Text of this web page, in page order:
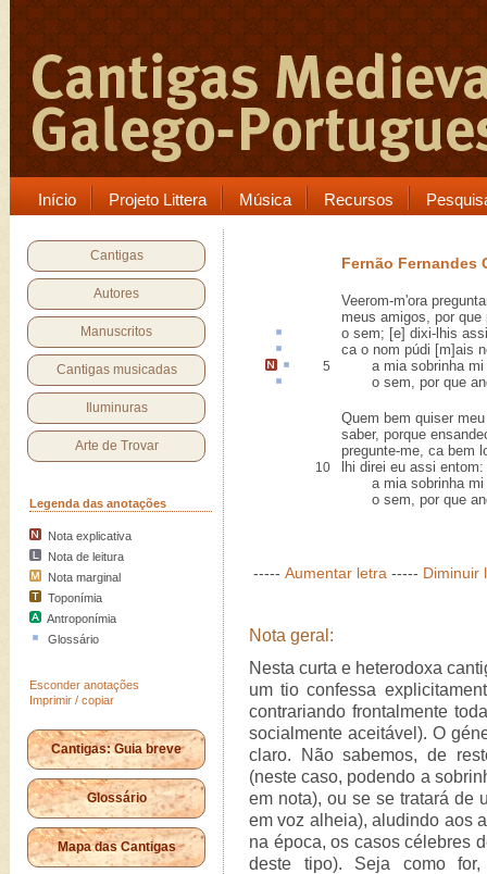
Início Projeto Littera Música Recursos
Cantigas
Autores
Manuscritos
Cantigas musicadas
Iluminuras
Arte de Trovar
Legenda das anotações
Nota explicativa
Nota de leitura
Nota marginal
Toponímia
Antroponímia
Glossário
Esconder anotações
Imprimir / copiar
Cantigas: Guia breve
Glossário
Mapa das Cantigas
Fernão Fernandes
Veerom-m'ora
meus amigos, por que
o sem; [e] dixi-lhis
cao nom púdi [m]ais
5 a mia sobrinhami
o sem, por que
Quem bem quiser
saber, porque
pregunte-me, ca bem
10
lhi direi eu assi entom:
a mia sobrinha mi
o sem, por que
----- Aumentar letra ----- Diminuir
Nota geral:
Nesta curta e heterodoxa
um tio confessa
contrariando frontalmente
socialmente aceitável). O
claro. Não sabemos, de
(neste caso, podendo a
em nota), ou se se tratará de
em voz alheia), aludindo aos
na época, os casos célebres
deste tipo). Seja como